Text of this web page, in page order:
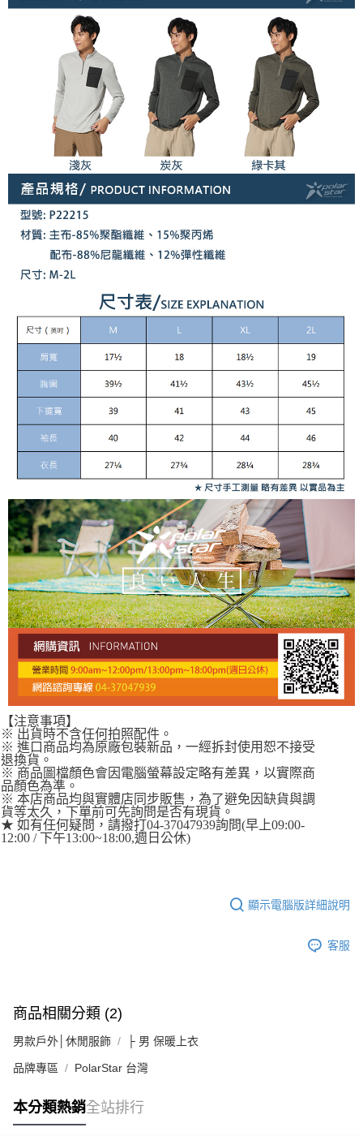
【注意事項】
※ 出貨時不含任何拍照配件。
※ 進口商品均為原廠包裝新品，一經拆封使用恕不接受
退換貨。
※ 商品圖檔顏色會因電腦螢幕設定略有差異，以實際商
品顏色為準。
※ 本店商品均與實體店同步販售，為了避免因缺貨與調
貨等太久，下單前可先詢問是否有現貨。
★ 如有任何疑問，請撥打04-37047939詢問(早上09:00-
12:00 / 下午13:00~18:00,週日公休)
顯示電腦版詳細說明
客服
商品相關分類 (2)
男款戶外│休閒服飾 ├ 男 保暖上衣
品牌專區 PolarStar 台灣
本分類熱銷全站排行